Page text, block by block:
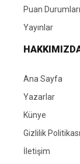
Puan Durumları
Yayınlar
Ana Sayfa
Yazarlar
Künye
Gizlilik Politikası
İletişim